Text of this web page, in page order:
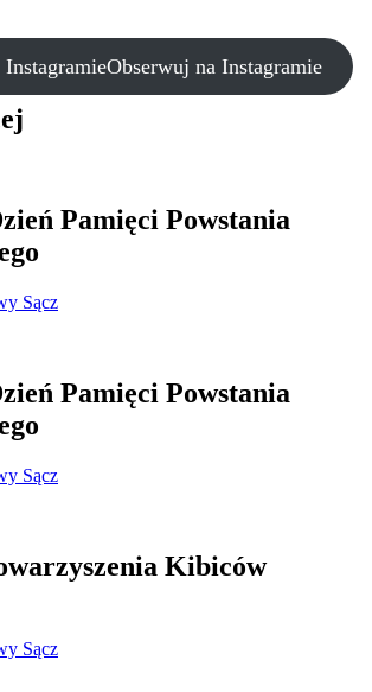
Obserwuj na Instagramie
Pamięci Powstania
Sącz
Pamięci Powstania
Sącz
Kibiców
Sącz